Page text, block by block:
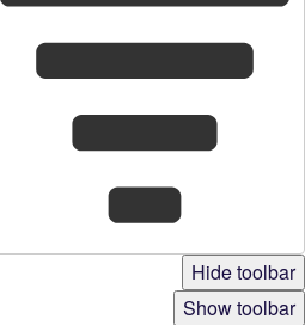
Hide toolbar
Show toolbar